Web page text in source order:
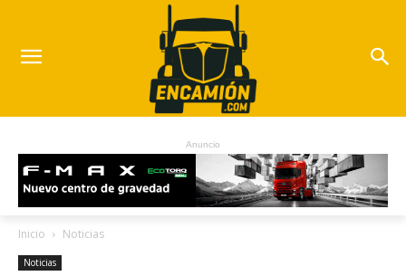
Anuncio
Inicio Noticias
Noticias